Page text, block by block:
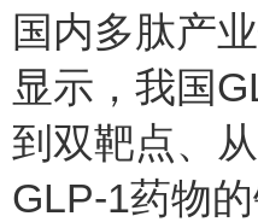
国内多肽产
显示，我国
到双靶点、
GLP-1药物